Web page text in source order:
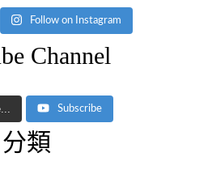
Follow on Instagram
Channel
Subscribe
分類